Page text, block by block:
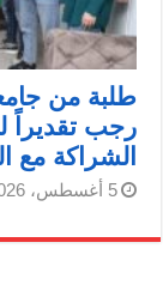
طلبة من
رجب تقديراً
الشراكة مع
5 أغسطس، 2026